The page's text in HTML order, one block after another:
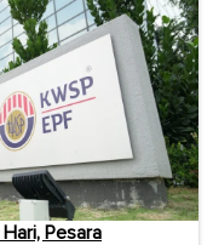
Pesara